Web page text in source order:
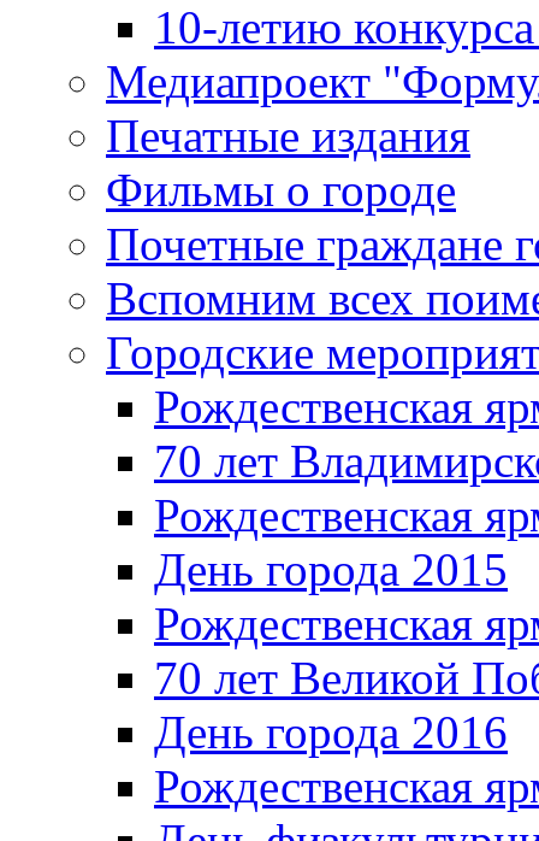
10-летию
Медиапроект
Печатные издания
Фильмы о городе
Почетные граждане
Вспомним всех
Городские
Рождественская
70 лет
Рождественская
День города 2015
Рождественская
70 лет Великой
День города 2016
Рождественская